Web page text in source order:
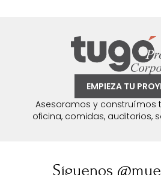
EMPIEZA TU
Asesoramos y construímos
oficina, comidas, auditorios,
Síguenos